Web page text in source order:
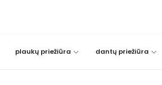
plaukų priežiūra dantų priežiūra